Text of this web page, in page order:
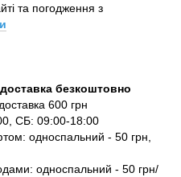
та погодження з
доставка безкоштовно
600 грн
СБ: 09:00-18:00
односпальний - 50 грн,
односпальний - 50 грн/